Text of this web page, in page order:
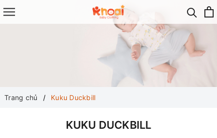
Trang chủ Kuku Duckbill
KUKU DUCKBILL